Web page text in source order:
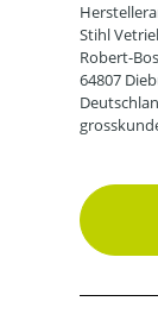
Stihl
Robert-
64807